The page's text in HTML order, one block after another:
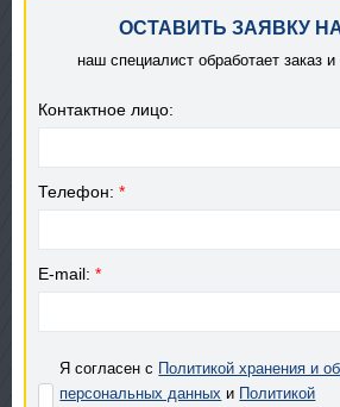
ОСТАВИТЬ ЗАЯВКУ
наш специалист обработает заказ
Контактное лицо:
Телефон: *
E-mail: *
Я согласен с Политикой хранения и
персональных данных и Политикой